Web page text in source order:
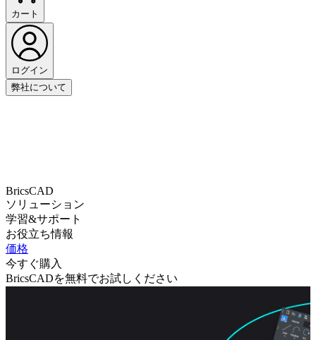
カート
ログイン
弊社について
BricsCAD
ソリューション
学習&サポート
お役立ち情報
価格
今すぐ購入
BricsCADを無料でお試しください